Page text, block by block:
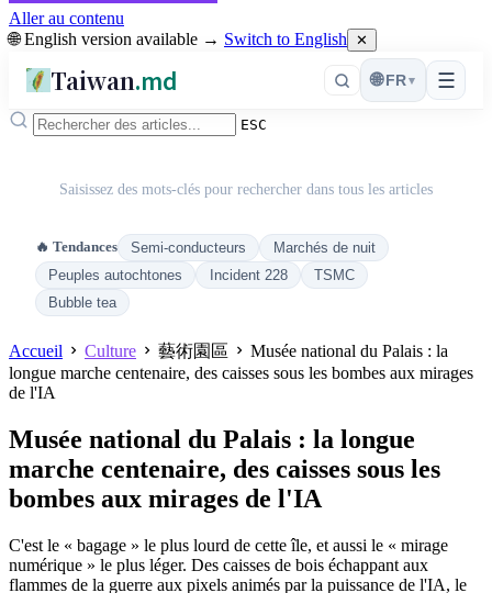
Aller au contenu
🌐 English version available → Switch to English ✕
Taiwan.md ☰
🌐 FR ▾
ESC
Saisissez des mots-clés pour rechercher dans tous les articles
🔥 Tendances Semi-conducteurs
Marchés de nuit
Peuples autochtones
Incident 228
TSMC
Bubble tea
Accueil Culture 藝術園區
Musée national du Palais : la
longue marche centenaire, des caisses sous les bombes aux mirages
de l'IA
Musée national du Palais : la longue
marche centenaire, des caisses sous les
bombes aux mirages de l'IA
C'est le « bagage » le plus lourd de cette île, et aussi le « mirage
numérique » le plus léger. Des caisses de bois échappant aux
flammes de la guerre aux pixels animés par la puissance de l'IA, le